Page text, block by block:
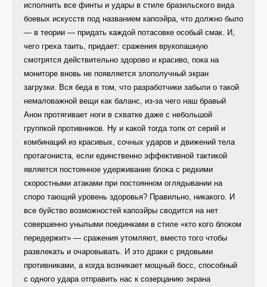
исполнить все финты и удары в стиле бразильского вида
боевых искусств под названием капоэйра, что должно было
— в теории — придать каждой потасовке особый смак. И,
чего греха таить, придает: сражения врукопашную
смотрятся действительно здорово и красиво, пока на
мониторе вновь не появляется злополучный экран
загрузки. Вся беда в том, что разработчики забыли о такой
немаловажной вещи как баланс, из-за чего наш бравый
Анон протягивает ноги в схватке даже с небольшой
группкой противников. Ну и какой тогда толк от серий и
комбинаций из красивых, сочных ударов и движений тела
протагониста, если единственно эффективной тактикой
является постоянное удерживание блока с редкими
скоростными атаками при постоянном оглядывании на
споро тающий уровень здоровья? Правильно, никакого. И
все буйство возможностей капоэйры сводится на нет
совершенно унылыми поединками в стиле «кто кого блоком
передержит» — сражения утомляют, вместо того чтобы
развлекать и очаровывать. И это драки с рядовыми
противниками, а когда возникает мощный босс, способный
с одного удара отправить нас к созерцанию экрана